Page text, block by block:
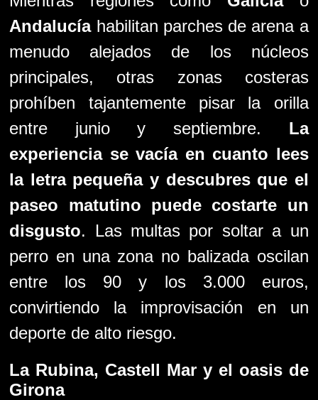
Andalucíahabilitan parches de arena a
menudo alejados de los núcleos
principales, otras zonas costeras
prohíben tajantemente pisar la orilla
entre junio y septiembre. La
experiencia se vacía en cuanto lees
la letra pequeña y descubres que el
paseo matutino puede costarte un
disgusto. Las multas por soltar a un
perro en una zona no balizada oscilan
entre los 90 y los 3.000 euros,
convirtiendo la improvisación en un
deporte de alto riesgo.
La Rubina, Castell Mar y el oasis de
Girona